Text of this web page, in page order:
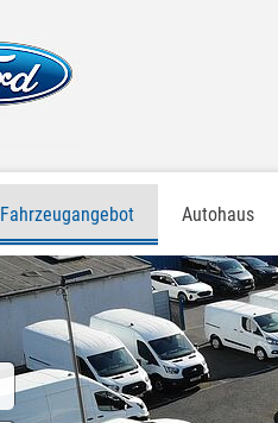
Fahrzeugangebot Autohaus